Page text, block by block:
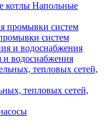
Напольные
систем
водоснабжения
тепловых сетей,